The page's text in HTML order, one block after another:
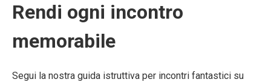
Rendi ogni incontro
memorabile
Segui la nostra guida istruttiva per incontri fantastici su